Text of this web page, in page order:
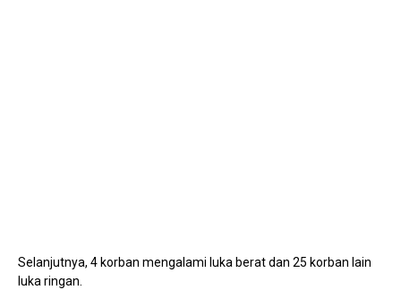
Selanjutnya, 4 korban mengalami luka berat dan 25 korban lain
luka ringan.